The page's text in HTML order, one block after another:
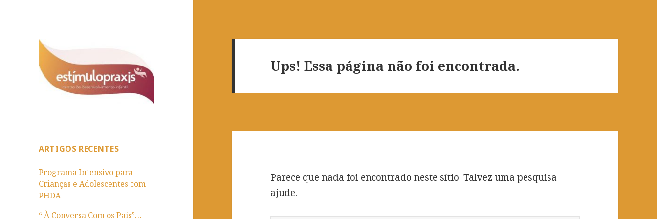
ARTIGOS RECENTES
Programa Intensivo para
Crianças e Adolescentes com
PHDA
“ À Conversa Com os Pais”…
Ups! Essa página não foi encontrada.
Parece que nada foi encontrado neste sítio. Talvez uma pesquisa
ajude.